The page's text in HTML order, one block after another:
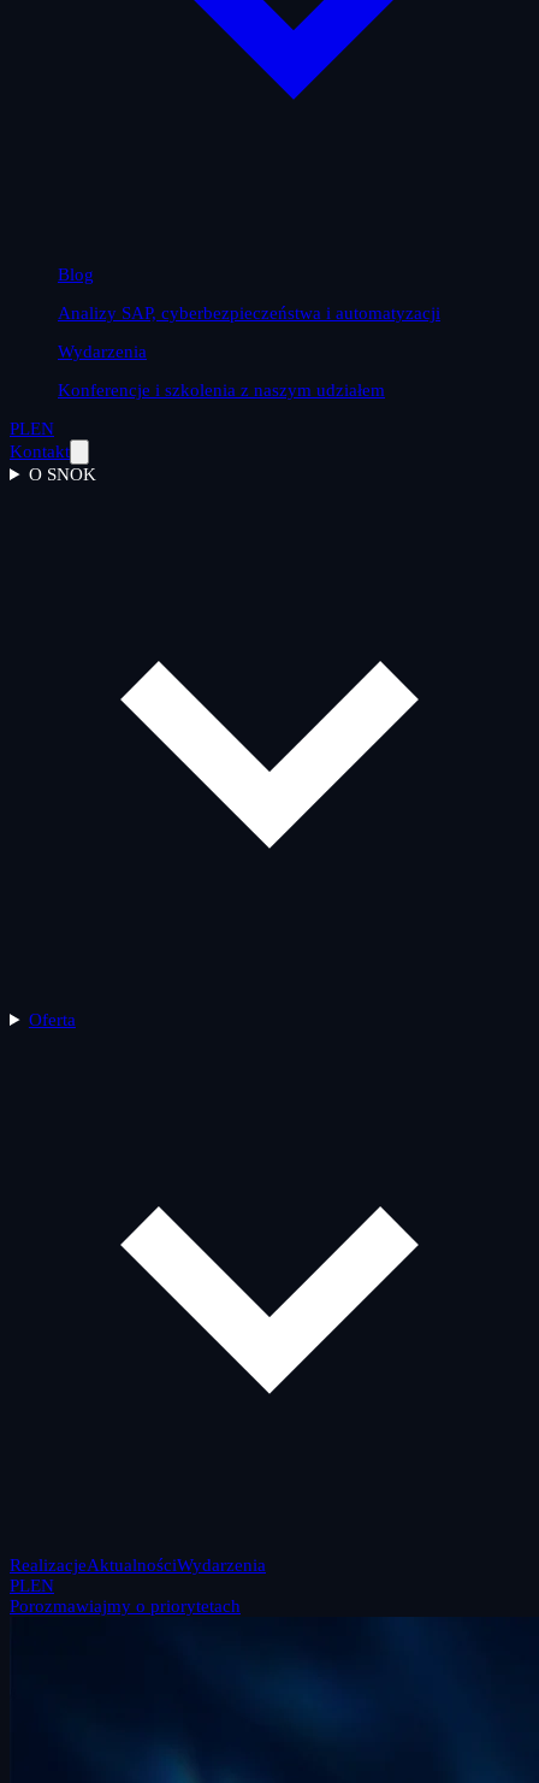
Blog
Analizy SAP, cyberbezpieczeństwa i automatyzacji
Wydarzenia
Konferencje i szkolenia z naszym udziałem
PLEN
Kontakt
O SNOK
Oferta
RealizacjeAktualnościWydarzenia
PLEN
Porozmawiajmy o priorytetach